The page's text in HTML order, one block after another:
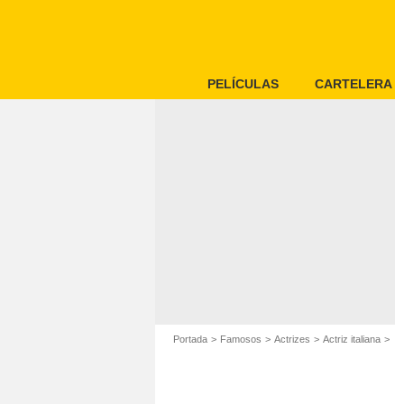
PELÍCULAS CARTELERA
Portada Famosos Actrizes Actriz italiana